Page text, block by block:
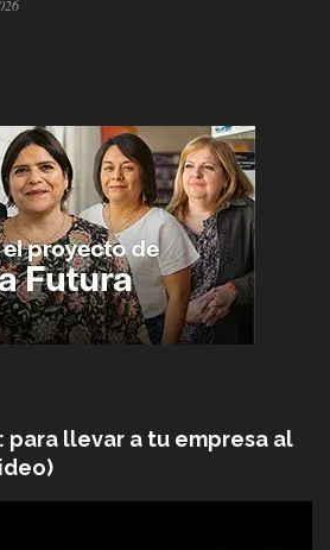
para llevar a tu empresa al